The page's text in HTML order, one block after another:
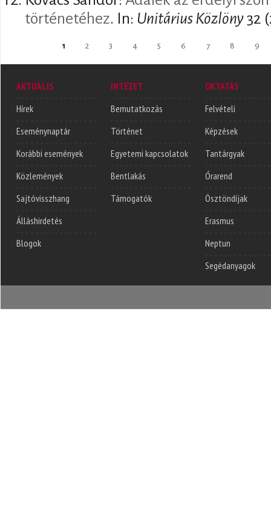
történetéhez. In: Unitárius Közlöny32
1 2 3 4 5 6 7 8 9
AKTUÁLIS
Hírek
Eseménynaptár
Korábbi események
Közlemények
Sajtóvisszhang
Álláshirdetés
Blogok
INTÉZET
Bemutatkozás
Történet
Egyetemi kapcsolatok
Bentlakás
Támogatók
OKTATÁS
Felvételi
Képzések
Tantárgyak
Órarend
Ösztöndíjak
Erasmus
Neptun
Segédanyagok